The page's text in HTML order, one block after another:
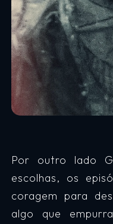
Por outro lado
escolhas, os
coragem para
algo que